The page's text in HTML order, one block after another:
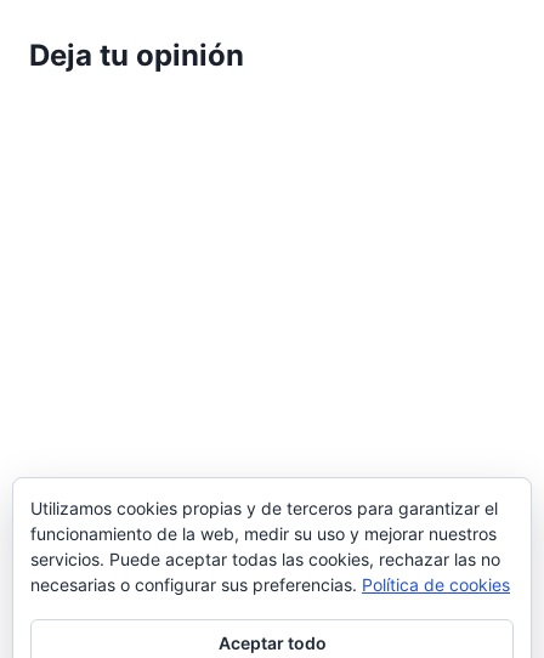
Deja tu opinión
Utilizamos cookies propias y de terceros para garantizar el
funcionamiento de la web, medir su uso y mejorar nuestros
servicios. Puede aceptar todas las cookies, rechazar las no
necesarias o configurar sus preferencias. Política de cookies
Aceptar todo